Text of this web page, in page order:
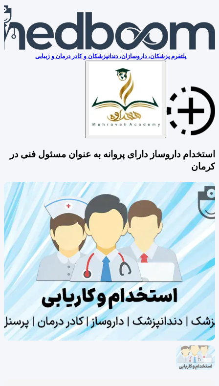
پلتفرم پزشکان، داروسازان، دندانپزشکان و کادر درمان و زیبایی
استخدام داروساز دارای پروانه به عنوان مسئول فنی در
کرمان